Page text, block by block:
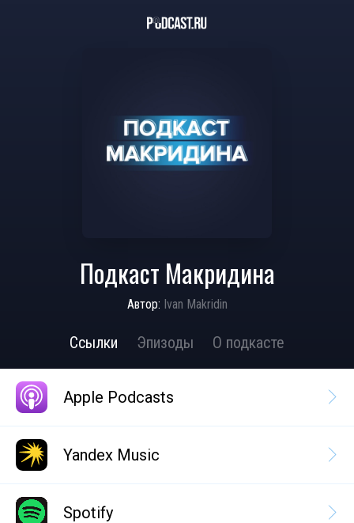
Подкаст Макридина
Автор: Ivan Makridin
Ссылки Эпизоды О подкасте
Apple Podcasts
Yandex Music
Spotify